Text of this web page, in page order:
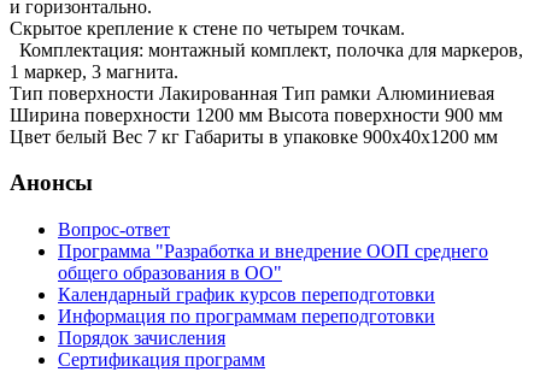
и горизонтально.
Скрытое крепление к стене по четырем точкам.
Комплектация: монтажный комплект, полочка для маркеров,
1 маркер, 3 магнита.
Тип поверхности Лакированная Тип рамки Алюминиевая
Ширина поверхности 1200 мм Высота поверхности 900 мм
Цвет белый Вес 7 кг Габариты в упаковке 900x40x1200 мм
Анонсы
Вопрос-ответ
Программа "Разработка и внедрение ООП среднего
общего образования в ОО"
Календарный график курсов переподготовки
Информация по программам переподготовки
Порядок зачисления
Сертификация программ